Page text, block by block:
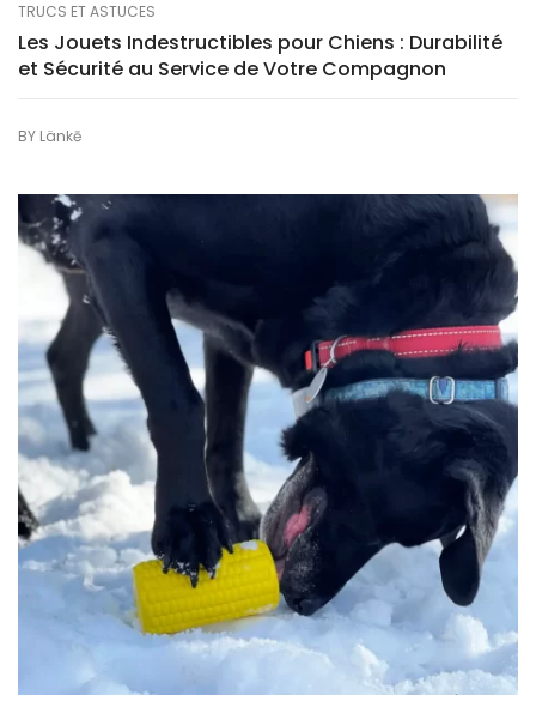
TRUCS ET ASTUCES
Les Jouets Indestructibles pour Chiens : Durabilité
et Sécurité au Service de Votre Compagnon
BY Länkē